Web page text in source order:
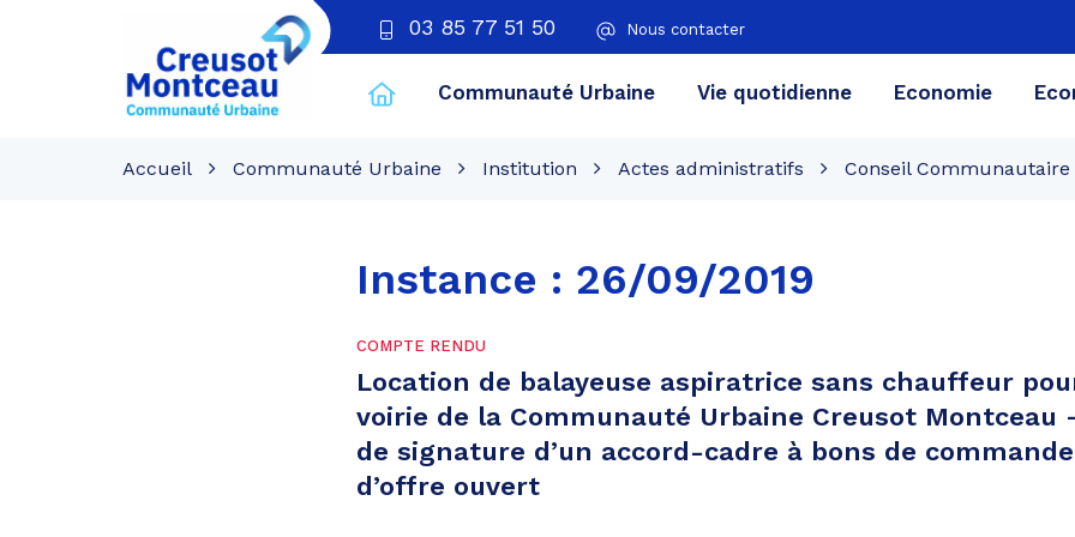
03 85 77 51 50 Nous contacter
Creusot
Montceau
Communauté Urbaine Vie quotidienne Economie
Accueil Communauté Urbaine Institution Actes administratifs Conseil Communautaire
Instance : 26/09/2019
COMPTE RENDU
Location de balayeuse aspiratrice sans chauffeur
voirie de la Communauté Urbaine Creusot Montceau
de signature d’un accord-cadre à bons de
d’offre ouvert